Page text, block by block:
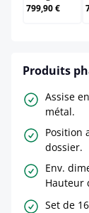
799,90 €
Produits
Assise
métal.
Position
dossier.
Env.
Hauteur
Set de